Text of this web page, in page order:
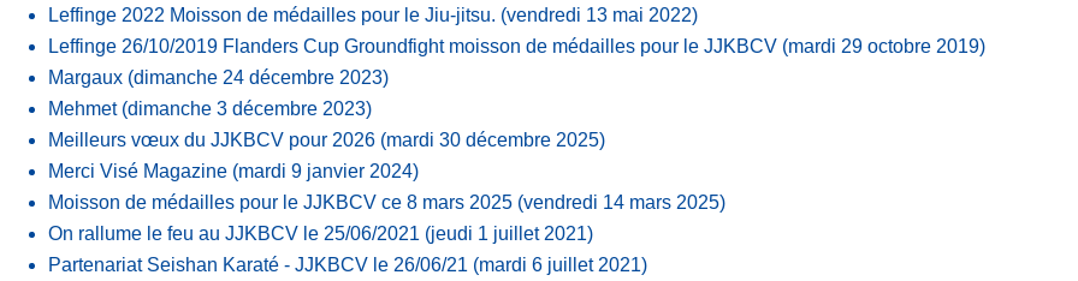
Leffinge 2022 Moisson de médailles pour le Jiu-jitsu. (vendredi 13 mai 2022)
Leffinge 26/10/2019 Flanders Cup Groundfight moisson de médailles pour le JJKBCV (mardi 29 octobre 2019)
Margaux (dimanche 24 décembre 2023)
Mehmet (dimanche 3 décembre 2023)
Meilleurs vœux du JJKBCV pour 2026 (mardi 30 décembre 2025)
Merci Visé Magazine (mardi 9 janvier 2024)
Moisson de médailles pour le JJKBCV ce 8 mars 2025 (vendredi 14 mars 2025)
On rallume le feu au JJKBCV le 25/06/2021 (jeudi 1 juillet 2021)
Partenariat Seishan Karaté - JJKBCV le 26/06/21 (mardi 6 juillet 2021)